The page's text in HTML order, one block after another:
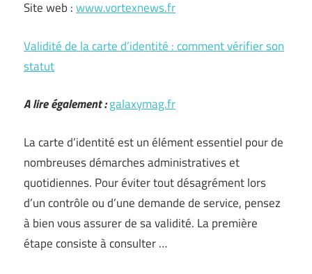
Site web :www.vortexnews.fr
Validité de la carte d’identité : comment vérifier son
statut
A lire également :galaxymag.fr
La carte d’identité est un élément essentiel pour de
nombreuses démarches administratives et
quotidiennes. Pour éviter tout désagrément lors
d’un contrôle ou d’une demande de service, pensez
à bien vous assurer de sa validité. La première
étape consiste à consulter …